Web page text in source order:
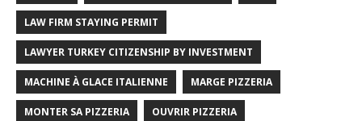
LAW FIRM STAYING PERMIT
LAWYER TURKEY CITIZENSHIP BY INVESTMENT
MACHINE À GLACE ITALIENNE MARGE PIZZERIA
MONTER SA PIZZERIA OUVRIR PIZZERIA